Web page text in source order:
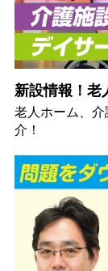
新設情報！老
老人ホーム、
介！